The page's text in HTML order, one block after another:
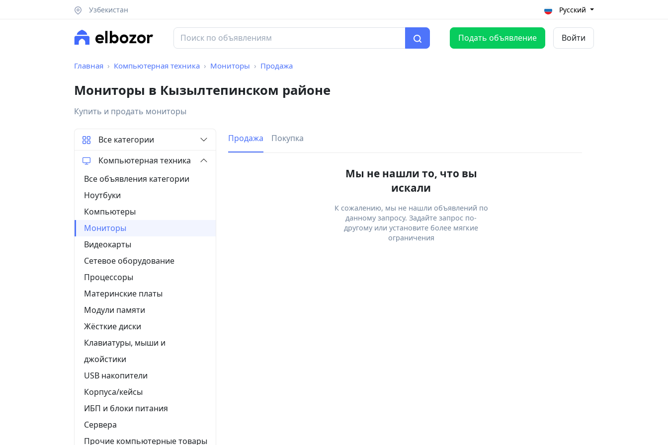
Узбекистан Русский
Подать объявление Войти
Главная Компьютерная техника Мониторы Продажа
Мониторы в Кызылтепинском районе
Купить и продать мониторы
Продажа Покупка
Мы не нашли то, что вы
искали
К сожалению, мы не нашли объявлений по
данному запросу. Задайте запрос по-
другому или установите более мягкие
ограничения
Все категории
Компьютерная техника
Все объявления категории
Ноутбуки
Компьютеры
Мониторы
Видеокарты
Сетевое оборудование
Процессоры
Материнские платы
Модули памяти
Жёсткие диски
Клавиатуры, мыши и
джойстики
USB накопители
Корпуса/кейсы
ИБП и блоки питания
Сервера
Прочие компьютерные товары